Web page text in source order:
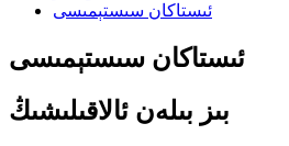
ئىستاكان سىستېمىسى
ئىستاكان سىستېمىسى
بىز بىلەن ئالاقىلىشىڭ